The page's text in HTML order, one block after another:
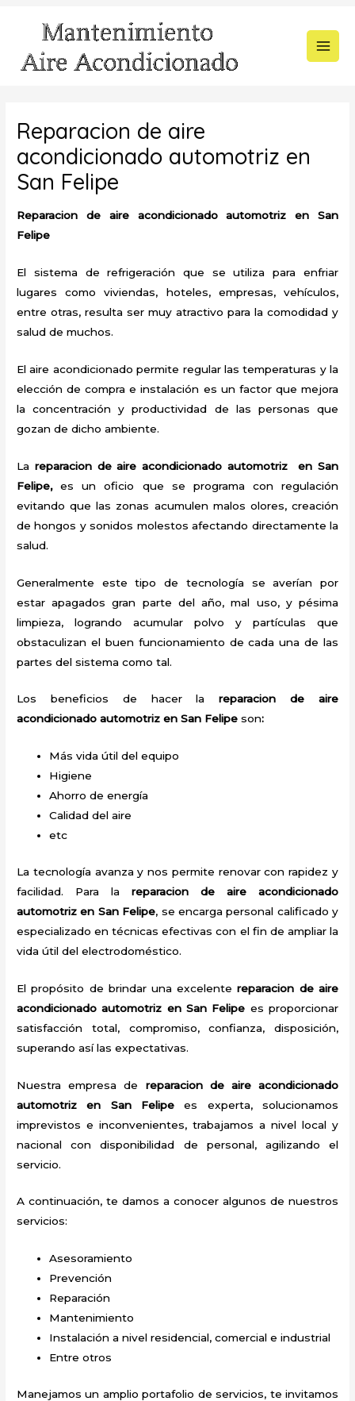
contenido
Reparacion de aire
acondicionado automotriz en
San Felipe
Reparacion de aire acondicionado automotriz en San
Felipe
El sistema de refrigeración que se utiliza para enfriar
lugares como viviendas, hoteles, empresas, vehículos,
entre otras, resulta ser muy atractivo para la comodidad y
salud de muchos.
El aire acondicionado permite regular las temperaturas y la
elección de compra e instalación es un factor que mejora
la concentración y productividad de las personas que
gozan de dicho ambiente.
La reparacion de aire acondicionado automotriz en San
Felipe,es un oficio que se programa con regulación
evitando que las zonas acumulen malos olores, creación
de hongos y sonidos molestos afectando directamente la
salud.
Generalmente este tipo de tecnología se averían por
estar apagados gran parte del año, mal uso, y pésima
limpieza, logrando acumular polvo y partículas que
obstaculizan el buen funcionamiento de cada una de las
partes del sistema como tal.
Los beneficios de hacer lareparacion de aire
acondicionado automotriz en San Felipeson:
Más vida útil del equipo
Higiene
Ahorro de energía
Calidad del aire
etc
La tecnología avanza y nos permite renovar con rapidez y
facilidad. Para la reparacion de aire acondicionado
automotriz en San Felipe, se encarga personal calificado y
especializado en técnicas efectivas con el fin de ampliar la
vida útil del electrodoméstico.
El propósito de brindar una excelentereparacion de aire
acondicionado automotriz en San Felipe es proporcionar
satisfacción total, compromiso, confianza, disposición,
superando así las expectativas.
Nuestra empresa de reparacion de aire acondicionado
automotriz en San Felipe es experta, solucionamos
imprevistos e inconvenientes, trabajamos a nivel local y
nacional con disponibilidad de personal, agilizando el
servicio.
A continuación, te damos a conocer algunos de nuestros
servicios:
Asesoramiento
Prevención
Reparación
Mantenimiento
Instalación a nivel residencial, comercial e industrial
Entre otros
Manejamos un amplio portafolio de servicios, te invitamos